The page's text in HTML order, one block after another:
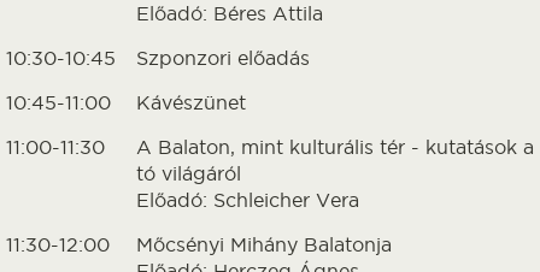
Előadó: Béres Attila
10:30-10:45 Szponzori előadás
10:45-11:00 Kávészünet
11:00-11:30
A Balaton, mint kulturális tér - kutatások a
tó világáról
Előadó: Schleicher Vera
11:30-12:00
Mőcsényi Mihány Balatonja